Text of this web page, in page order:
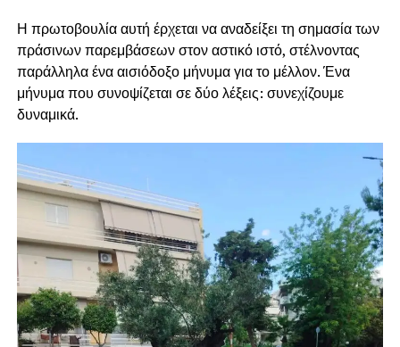
Η πρωτοβουλία αυτή έρχεται να αναδείξει τη σημασία των
πράσινων παρεμβάσεων στον αστικό ιστό, στέλνοντας
παράλληλα ένα αισιόδοξο μήνυμα για το μέλλον. Ένα
μήνυμα που συνοψίζεται σε δύο λέξεις: συνεχίζουμε
δυναμικά.